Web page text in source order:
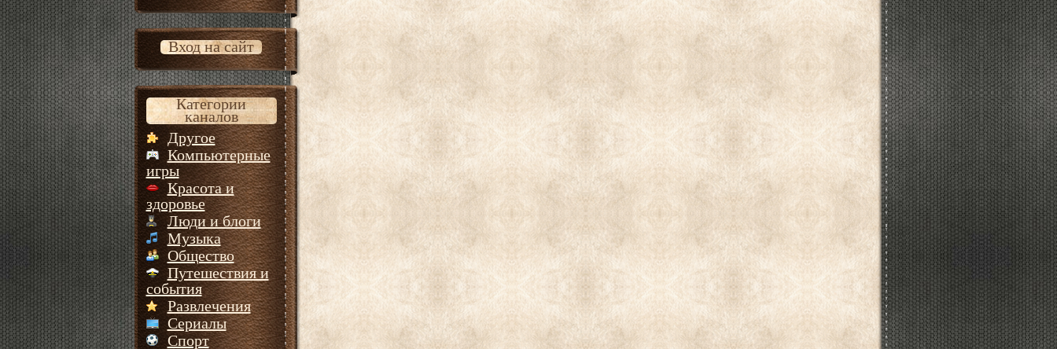
Вход на сайт
Категории
каналов
Другое
Компьютерные
игры
Красота и
здоровье
Люди и блоги
Музыка
Общество
Путешествия и
события
Развлечения
Сериалы
Спорт